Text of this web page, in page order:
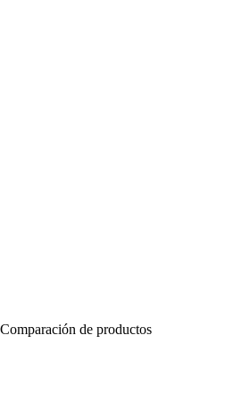
Comparación de productos